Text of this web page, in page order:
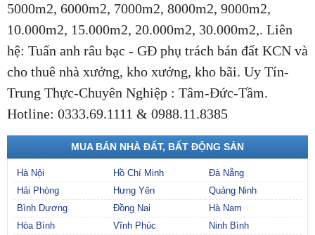
5000m2, 6000m2, 7000m2, 8000m2, 9000m2,
10.000m2, 15.000m2, 20.000m2, 30.000m2,. Liên
hệ: Tuấn anh râu bạc - GĐ phụ trách bán đất KCN và
cho thuê nhà xưởng, kho xưởng, kho bãi. Uy Tín-
Trung Thực-Chuyên Nghiệp : Tâm-Đức-Tầm.
Hotline: 0333.69.1111 & 0988.11.8385
MUA BÁN NHÀ ĐẤT, BẤT ĐỘNG SẢN
Hà Nội Hồ Chí Minh
Đà Nẵng
Hải Phòng
Hưng Yên
Quảng Ninh
Bình Dương
Đồng Nai
Hà Nam
Hòa Bình
Vĩnh Phúc
Ninh Bình